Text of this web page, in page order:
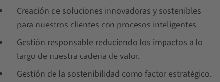
Creación de soluciones innovadoras y sostenibles
para nuestros clientes con procesos inteligentes.
Gestión responsable reduciendo los impactos a lo
largo de nuestra cadena de valor.
Gestión de la sostenibilidad como factor estratégico.